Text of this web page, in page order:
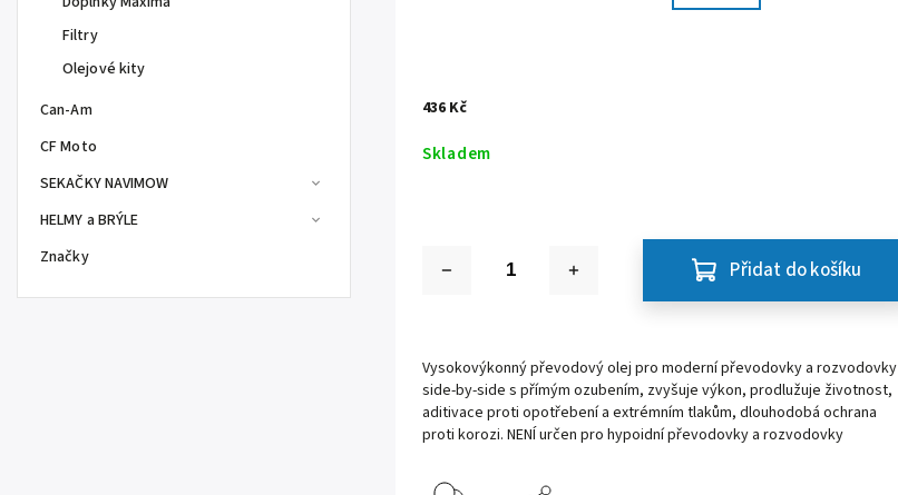
Filtry
Olejové kity
Can-Am
CF Moto
SEKAČKY NAVIMOW
HELMY a BRÝLE
Značky
436 Kč
Skladem
Přidat do košíku
Vysokovýkonný převodový olej pro moderní převodovky a rozvodovky
side-by-side s přímým ozubením, zvyšuje výkon, prodlužuje životnost,
aditivace proti opotřebení a extrémním tlakům, dlouhodobá ochrana
proti korozi. NENÍ určen pro hypoidní převodovky a rozvodovky